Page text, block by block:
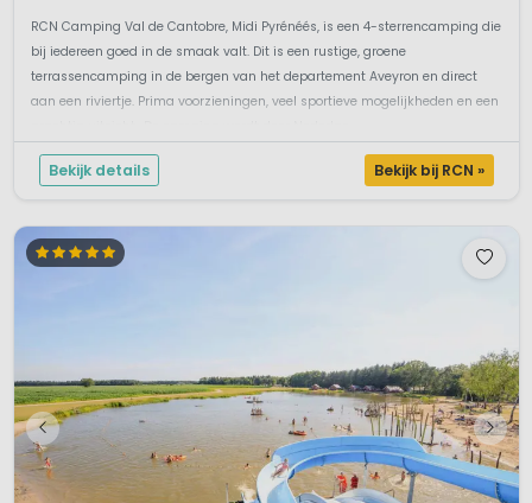
RCN Camping Val de Cantobre, Midi Pyrénéés, is een 4-sterrencamping die
bij iedereen goed in de smaak valt. Dit is een rustige, groene
terrassencamping in de bergen van het departement Aveyron en direct
aan een riviertje. Prima voorzieningen, veel sportieve mogelijkheden en een
Bekijk details Bekijk bij RCN »